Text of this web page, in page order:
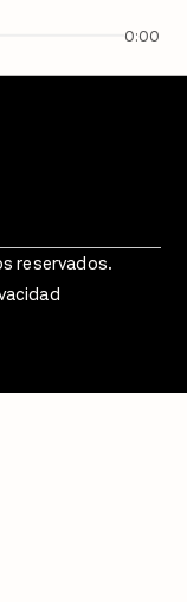
0:00
reservados.